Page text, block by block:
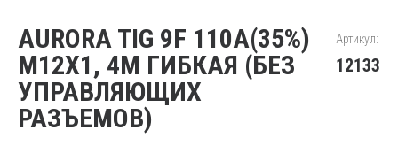
AURORA TIG 9F 110A(35%)
M12X1, 4M ГИБКАЯ (БЕЗ
УПРАВЛЯЮЩИХ
РАЗЪЕМОВ)
Артикул:
12133